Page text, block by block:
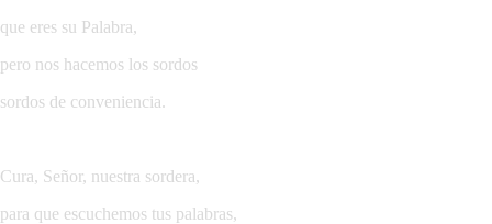
que eres su Palabra,
pero nos hacemos los sordos
sordos de conveniencia.
Cura, Señor, nuestra sordera,
para que escuchemos tus palabras,